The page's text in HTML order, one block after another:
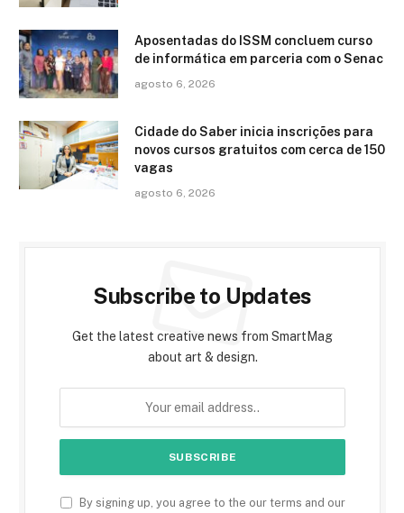
Aposentadas do ISSM concluem curso
de informática em parceria com o Senac
agosto 6, 2026
Cidade do Saber inicia inscrições para
novos cursos gratuitos com cerca de 150
vagas
agosto 6, 2026
Subscribe to Updates
Get the latest creative news from SmartMag
about art & design.
By signing up, you agree to the our terms and our